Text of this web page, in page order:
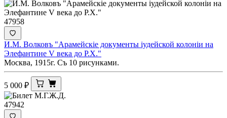
47958
И.М. Волковъ "Арамейскiе документы iудейской колонiи на
Элефантине V века до Р.Х."
Москва, 1915г. Съ 10 рисунками.
5 000 ₽
47942